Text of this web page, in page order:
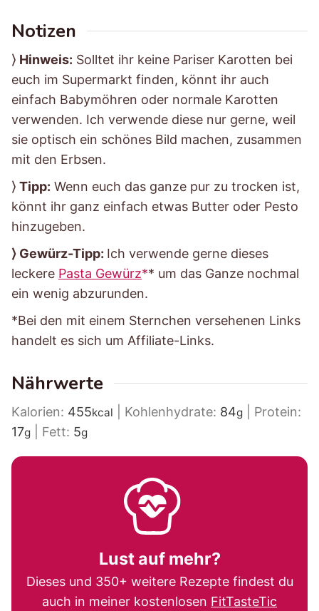
Notizen
⟩ Hinweis: Solltet ihr keine Pariser Karotten bei
euch im Supermarkt finden, könnt ihr auch
einfach Babymöhren oder normale Karotten
verwenden. Ich verwende diese nur gerne, weil
sie optisch ein schönes Bild machen, zusammen
mit den Erbsen.
⟩ Tipp: Wenn euch das ganze pur zu trocken ist,
könnt ihr ganz einfach etwas Butter oder Pesto
hinzugeben.
⟩ Gewürz-Tipp: Ich verwende gerne dieses
leckere Pasta Gewürz * um das Ganze nochmal
ein wenig abzurunden.
*Bei den mit einem Sternchen versehenen Links
handelt es sich um Affiliate-Links.
Nährwerte
Kalorien: 455kcal Kohlenhydrate: 84g
Protein:
17g Fett: 5g
Lust auf mehr?
Dieses und 350+ weitere Rezepte findest du
auch in meiner kostenlosen FitTasteTic